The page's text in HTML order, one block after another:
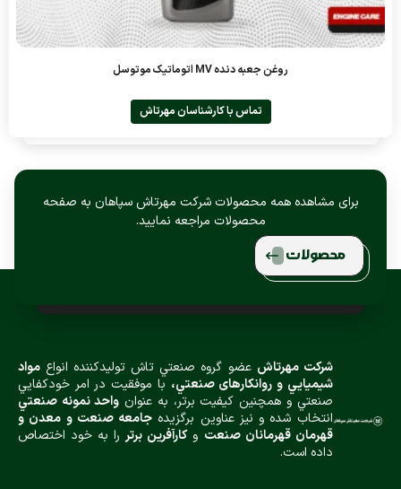
روغن جعبه دنده MV اتوماتیک موتوسل
تماس با کارشناسان مهرتاش
برای مشاهده همه محصولات شرکت مهرتاش سپاهان به صفحه
محصولات مراجعه نمایید.
محصولات
شركت مهرتاش عضو گروه صنعتي تاش توليدكننده انواع مواد
شيميایي و روانكارهای صنعتي، با موفقيت در امر خودكفايي
صنعتي و همچنين كيفيت برتر، به عنوان واحد نمونه صنعتي
انتخاب شده و نيز عناوین برگزیده جامعه صنعت و معدن و
قهرمان قهرمانان صنعت وكارآفرين برتررا به خود اختصاص
داده است.